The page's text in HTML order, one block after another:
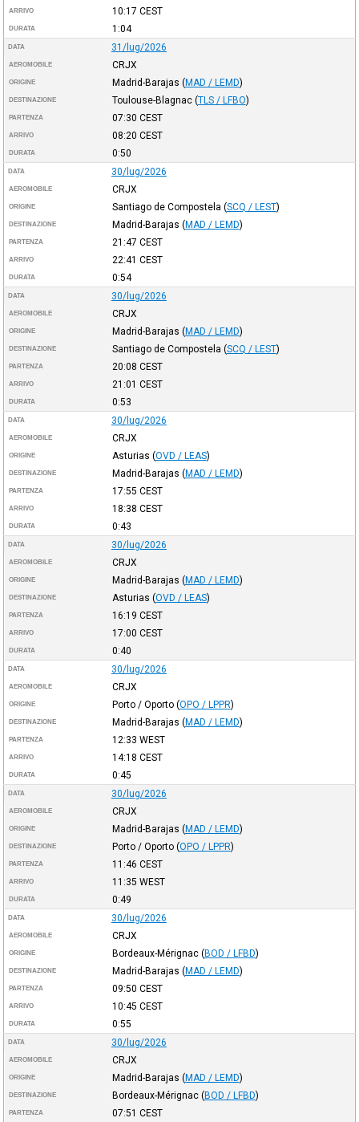
ARRIVO 10:17 CEST
DURATA 1:04
DATA 31/lug/2026
AEROMOBILE CRJX
ORIGINE Madrid-Barajas (MAD / LEMD)
DESTINAZIONE Toulouse-Blagnac (TLS / LFBO)
PARTENZA 07:30 CEST
ARRIVO 08:20 CEST
DURATA 0:50
DATA 30/lug/2026
AEROMOBILE CRJX
ORIGINE Santiago de Compostela (SCQ / LEST)
DESTINAZIONE Madrid-Barajas (MAD / LEMD)
PARTENZA 21:47 CEST
ARRIVO 22:41 CEST
DURATA 0:54
DATA 30/lug/2026
AEROMOBILE CRJX
ORIGINE Madrid-Barajas (MAD / LEMD)
DESTINAZIONE Santiago de Compostela (SCQ / LEST)
PARTENZA 20:08 CEST
ARRIVO 21:01 CEST
DURATA 0:53
DATA 30/lug/2026
AEROMOBILE CRJX
ORIGINE Asturias (OVD / LEAS)
DESTINAZIONE Madrid-Barajas (MAD / LEMD)
PARTENZA 17:55 CEST
ARRIVO 18:38 CEST
DURATA 0:43
DATA 30/lug/2026
AEROMOBILE CRJX
ORIGINE Madrid-Barajas (MAD / LEMD)
DESTINAZIONE Asturias (OVD / LEAS)
PARTENZA 16:19 CEST
ARRIVO 17:00 CEST
DURATA 0:40
DATA 30/lug/2026
AEROMOBILE CRJX
ORIGINE Porto / Oporto (OPO / LPPR)
DESTINAZIONE Madrid-Barajas (MAD / LEMD)
PARTENZA 12:33 WEST
ARRIVO 14:18 CEST
DURATA 0:45
DATA 30/lug/2026
AEROMOBILE CRJX
ORIGINE Madrid-Barajas (MAD / LEMD)
DESTINAZIONE Porto / Oporto (OPO / LPPR)
PARTENZA 11:46 CEST
ARRIVO 11:35 WEST
DURATA 0:49
DATA 30/lug/2026
AEROMOBILE CRJX
ORIGINE Bordeaux-Mérignac (BOD / LFBD)
DESTINAZIONE Madrid-Barajas (MAD / LEMD)
PARTENZA 09:50 CEST
ARRIVO 10:45 CEST
DURATA 0:55
DATA 30/lug/2026
AEROMOBILE CRJX
ORIGINE Madrid-Barajas (MAD / LEMD)
DESTINAZIONE Bordeaux-Mérignac (BOD / LFBD)
PARTENZA 07:51 CEST